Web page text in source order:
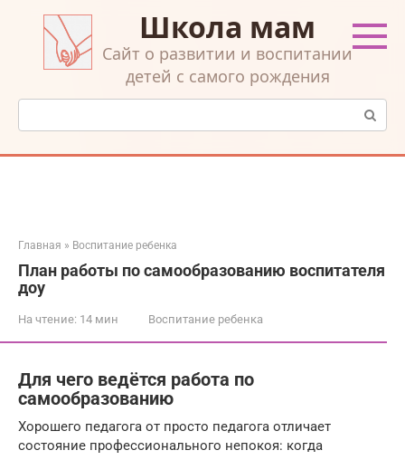
контенту
Школа мам
Cайт о развитии и воспитании
детей с самого рождения
Поиск:
Главная » Воспитание ребенка
План работы по самообразованию воспитателя
доу
На чтение: 14 мин Воспитание ребенка
Для чего ведётся работа по
самообразованию
Хорошего педагога от просто педагога отличает
состояние профессионального непокоя: когда